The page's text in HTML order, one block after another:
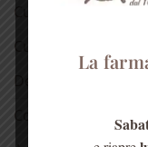
Cura dei capelli
Cura della bocca
Detergenti
Cosmetici alla rosa
La